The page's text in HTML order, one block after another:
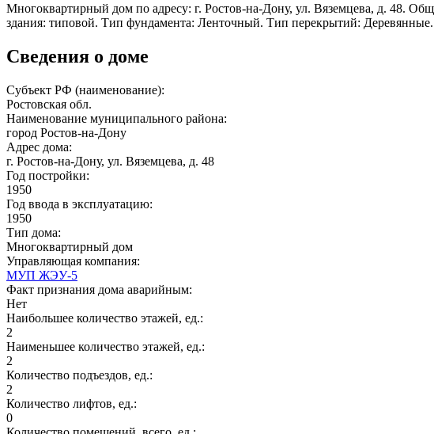
Многоквартирный дом по адресу: г. Ростов-на-Дону, ул. Вяземцева, д. 48.
здания: типовой. Тип фундамента: Ленточный. Тип перекрытий:
Сведения о доме
Субъект РФ (наименование):
Ростовская обл.
Наименование муниципального района:
город Ростов-на-Дону
Адрес дома:
г. Ростов-на-Дону, ул. Вяземцева, д. 48
Год постройки:
1950
Год ввода в эксплуатацию:
1950
Тип дома:
Многоквартирный дом
Управляющая компания:
МУП ЖЭУ-5
Факт признания дома аварийным:
Нет
Наибольшее количество этажей, ед.:
2
Наименьшее количество этажей, ед.:
2
Количество подъездов, ед.:
2
Количество лифтов, ед.:
0